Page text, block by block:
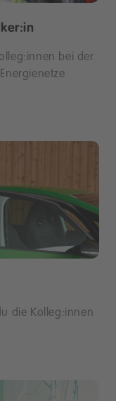
bei der
die Kolleg:innen